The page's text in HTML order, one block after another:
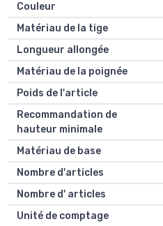
Couleur
Matériau de la tige
Longueur allongée
Matériau de la poignée
Poids de l'article
Recommandation de
hauteur minimale
Matériau de base
Nombre d'articles
Nombre d' articles
Unité de comptage